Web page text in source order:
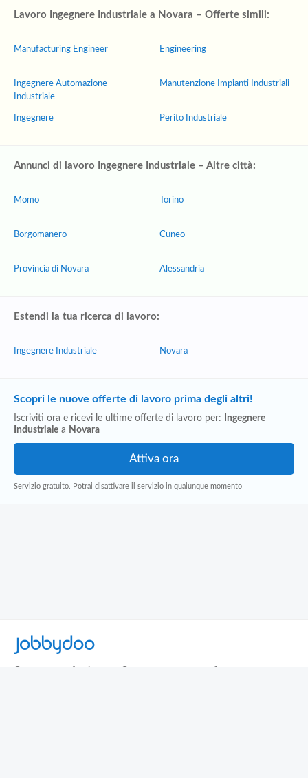
Lavoro Ingegnere Industriale a Novara – Offerte simili:
Manufacturing Engineer
Ingegnere Automazione
Industriale
Ingegnere
Engineering
Manutenzione Impianti Industriali
Perito Industriale
Annunci di lavoro Ingegnere Industriale – Altre città:
Momo
Borgomanero
Provincia di Novara
Torino
Cuneo
Alessandria
Estendi la tua ricerca di lavoro:
Ingegnere Industriale Novara
Scopri le nuove offerte di lavoro prima degli altri!
Iscriviti ora e ricevi le ultime offerte di lavoro per:
Ingegnere
Industriale a Novara
Servizio gratuito. Potrai disattivare il servizio in qualunque momento
Jobbydoo